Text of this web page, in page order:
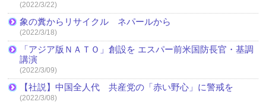
(2022/3/22)
象の糞からリサイクル ネパールから
(2022/3/18)
「アジア版ＮＡＴＯ」創設を エスパー前米国防長官・基調
講演
(2022/3/09)
【社説】中国全人代 共産党の「赤い野心」に警戒を
(2022/3/08)